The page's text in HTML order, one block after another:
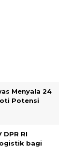
Menyala 24
Potensi
RI
bagi